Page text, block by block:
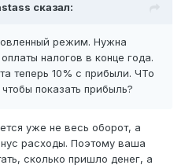
сказал:
режим. Нужна
налогов в конце года.
теперь 10% с прибыли. ЧТо
показать прибыль?
уже не весь оборот, а
расходы. Поэтому ваша
сколько пришло денег, а